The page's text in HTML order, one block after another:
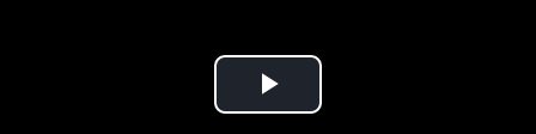
Play Video